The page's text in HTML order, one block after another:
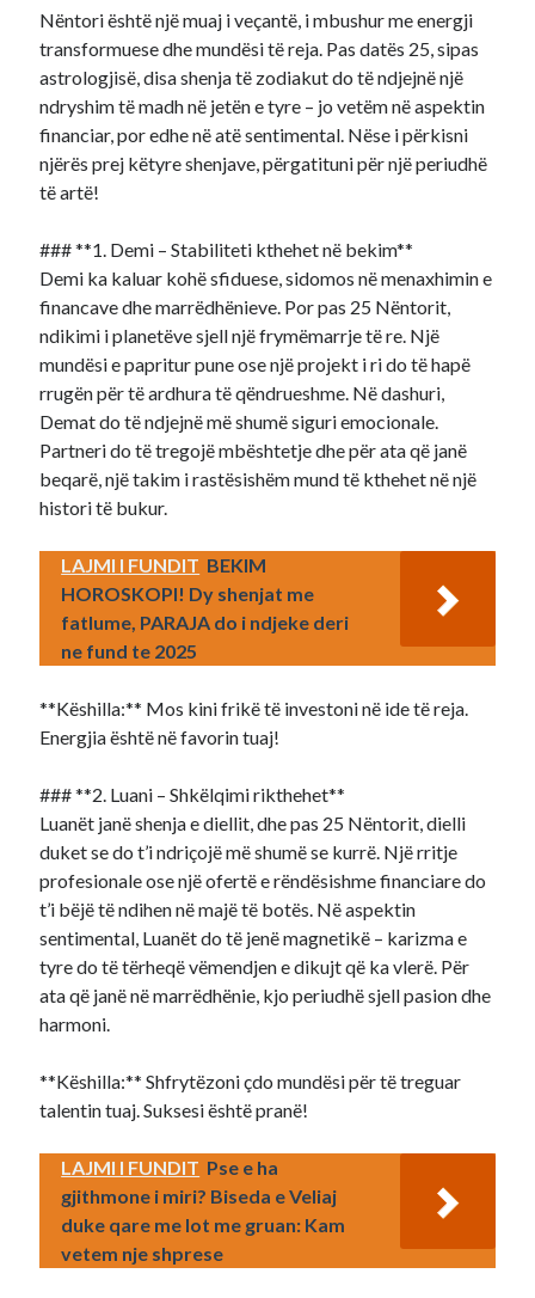
Nëntori është një muaj i veçantë, i mbushur me energji
transformuese dhe mundësi të reja. Pas datës 25, sipas
astrologjisë, disa shenja të zodiakut do të ndjejnë një
ndryshim të madh në jetën e tyre – jo vetëm në aspektin
financiar, por edhe në atë sentimental. Nëse i përkisni
njërës prej këtyre shenjave, përgatituni për një periudhë
të artë!
### **1. Demi – Stabiliteti kthehet në bekim**
Demi ka kaluar kohë sfiduese, sidomos në menaxhimin e
financave dhe marrëdhënieve. Por pas 25 Nëntorit,
ndikimi i planetëve sjell një frymëmarrje të re. Një
mundësi e papritur pune ose një projekt i ri do të hapë
rrugën për të ardhura të qëndrueshme. Në dashuri,
Demat do të ndjejnë më shumë siguri emocionale.
Partneri do të tregojë mbështetje dhe për ata që janë
beqarë, një takim i rastësishëm mund të kthehet në një
histori të bukur.
LAJMI I FUNDIT BEKIM
HOROSKOPI! Dy shenjat me
fatlume, PARAJA do i ndjeke deri
ne fund te 2025
**Këshilla:** Mos kini frikë të investoni në ide të reja.
Energjia është në favorin tuaj!
### **2. Luani – Shkëlqimi rikthehet**
Luanët janë shenja e diellit, dhe pas 25 Nëntorit, dielli
duket se do t’i ndriçojë më shumë se kurrë. Një rritje
profesionale ose një ofertë e rëndësishme financiare do
t’i bëjë të ndihen në majë të botës. Në aspektin
sentimental, Luanët do të jenë magnetikë – karizma e
tyre do të tërheqë vëmendjen e dikujt që ka vlerë. Për
ata që janë në marrëdhënie, kjo periudhë sjell pasion dhe
harmoni.
**Këshilla:** Shfrytëzoni çdo mundësi për të treguar
talentin tuaj. Suksesi është pranë!
LAJMI I FUNDIT Pse e ha
gjithmone i miri? Biseda e Veliaj
duke qare me lot me gruan: Kam
vetem nje shprese